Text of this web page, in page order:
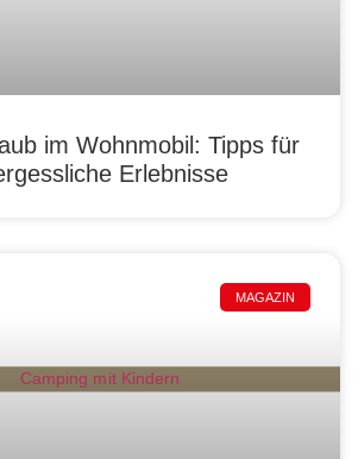
im Wohnmobil: Tipps für
Erlebnisse
MAGAZIN